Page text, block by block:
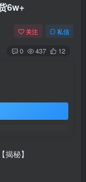
6w+
关注 私信
0 437 12
秘】